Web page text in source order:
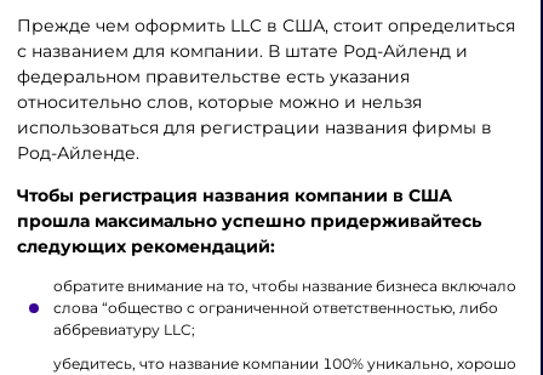
Прежде чем оформить LLC в США, стоит определиться
с названием для компании. В штате Род-Айленд и
федеральном правительстве есть указания
относительно слов, которые можно и нельзя
использоваться для регистрации названия фирмы в
Род-Айленде.
Чтобы регистрация названия компании в США
прошла максимально успешно придерживайтесь
следующих рекомендаций:
обратите внимание на то, чтобы название бизнеса включало
слова “общество с ограниченной ответственностью, либо
аббревиатуру LLC;
убедитесь, что название компании 100% уникально, хорошо